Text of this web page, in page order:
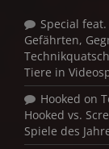
Special
Gefährten,
Technikquatsch
Tiere in
Hooked on
Hooked vs.
Spiele des